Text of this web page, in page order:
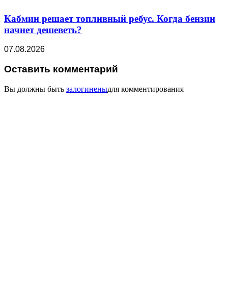
Кабмин решает топливный ребус. Когда бензин
начнет дешеветь?
07.08.2026
Оставить комментарий
Вы должны быть залогиненыдля комментирования